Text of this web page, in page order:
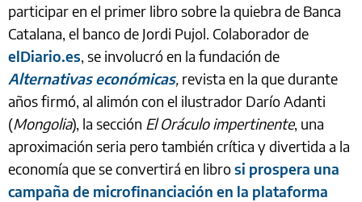
participar en el primer libro sobre la quiebra de Banca
Catalana, el banco de Jordi Pujol. Colaborador de
elDiario.es, se involucró en la fundación de
Alternativas económicas, revista en la que durante
años firmó, al alimón con el ilustrador Darío Adanti
(Mongolia), la sección El Oráculo impertinente, una
aproximación seria pero también crítica y divertida a la
economía que se convertirá en librosi prospera una
campaña de microfinanciación en la plataforma